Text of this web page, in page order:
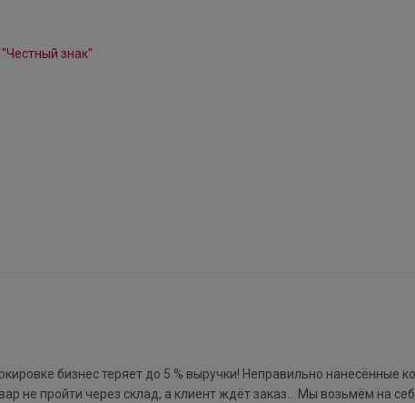
бизнес теряет до 5 % выручки! Неправильно нанесённые
не пройти через склад, а клиент ждёт заказ… Мы возьмём на